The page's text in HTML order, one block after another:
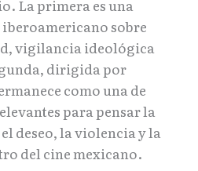
La primera es una
sobre
vigilancia ideológica
dirigida por
como una de
para pensar la
deseo, la violencia y la
del cine mexicano.